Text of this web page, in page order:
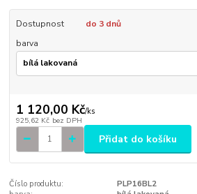
Dostupnost
do 3 dnů
barva
1 120,00 Kč/ks
925,62 Kč bez DPH
Přidat do košíku
Číslo produktu:
PLP16BL2